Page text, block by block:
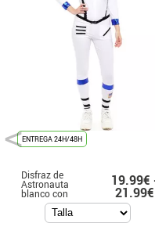
ENTREGA 24H/48H
Disfraz de
Astronauta
blanco con
Insignia para
19.99€
21.99€